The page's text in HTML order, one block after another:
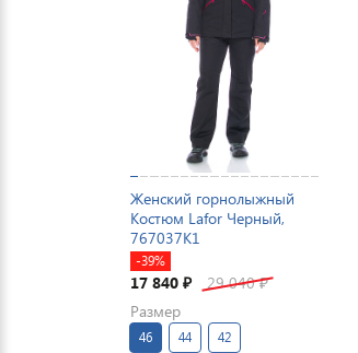
Женский горнолыжный
Костюм Lafor Черный,
767037K1
-39%
17 840 ₽ 29 040₽
Размер
46 44 42